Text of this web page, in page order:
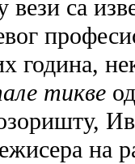
вези са
година,
тикве
на